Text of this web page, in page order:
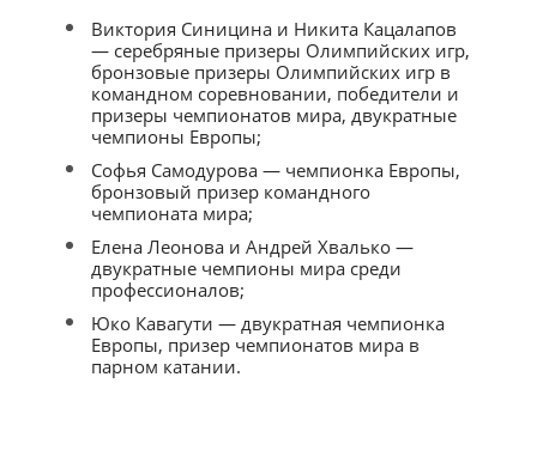
Виктория Синицина и Никита Кацалапов
— серебряные призеры Олимпийских игр,
бронзовые призеры Олимпийских игр в
командном соревновании, победители и
призеры чемпионатов мира, двукратные
чемпионы Европы;
Софья Самодурова — чемпионка Европы,
бронзовый призер командного
чемпионата мира;
Елена Леонова и Андрей Хвалько —
двукратные чемпионы мира среди
профессионалов;
Юко Кавагути — двукратная чемпионка
Европы, призер чемпионатов мира в
парном катании.